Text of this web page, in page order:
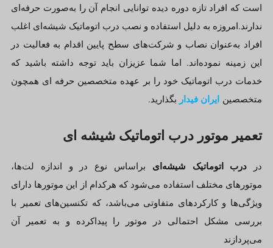
است که افراد تازه دوره دیده توانایی انجام آن را به‌صورت حرفه‌ای
ندارند.امروزه به دلیل استفاده و نصب درب اتوماتیک شیشه‌ای اغلب
افراد به‌عنوان نصاب و شرکت‌های سطح پایین اقدام به فعالیت در
این زمینه نموده‌اند. اما شما عزیزان باید توجه داشته باشید که
خدمات درب اتوماتیک خود را بر عهده متخصصین حرفه ای همچون
متخصصین ایران فیدار بگذارید.
تعمیر موتور درب اتوماتیک شیشه ای
در درب اتوماتیک شیشه‌ای براساس نوع در و اندازه لت‌ها،
موتورهای مختلف استفاده می‌شود که هرکدام از این موتورها دارای
ویژگی‌ها و کارکردهای متفاوتی می‌باشد، که تکنسین‌های تعمیر با
بررسی مشکل احتمالی در موتور را پیداکرده و به تعمیر آن
می‌پردازند